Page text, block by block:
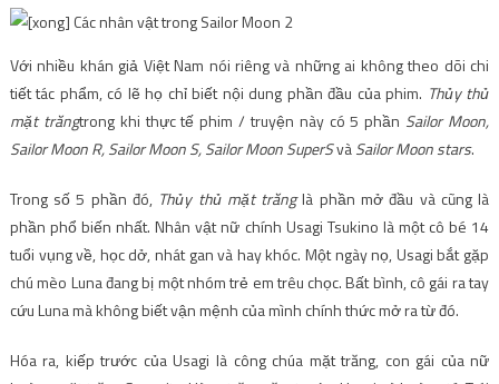
Với nhiều khán giả Việt Nam nói riêng và những ai không theo dõi chi
tiết tác phẩm, có lẽ họ chỉ biết nội dung phần đầu của phim. Thủy thủ
mặt trăngtrong khi thực tế phim / truyện này có 5 phần Sailor Moon,
Sailor Moon R, Sailor Moon S, Sailor Moon SuperSvàSailor Moon stars.
Trong số 5 phần đó, Thủy thủ mặt trănglà phần mở đầu và cũng là
phần phổ biến nhất. Nhân vật nữ chính Usagi Tsukino là một cô bé 14
tuổi vụng về, học dở, nhát gan và hay khóc. Một ngày nọ, Usagi bắt gặp
chú mèo Luna đang bị một nhóm trẻ em trêu chọc. Bất bình, cô gái ra tay
cứu Luna mà không biết vận mệnh của mình chính thức mở ra từ đó.
Hóa ra, kiếp trước của Usagi là công chúa mặt trăng, con gái của nữ